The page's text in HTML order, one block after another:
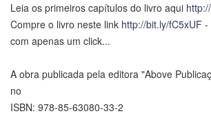
Leia os primeiros capítulos do livro aqui
Compre o livro neste link http://bit.ly/fC5xUF -
com apenas um click...
A obra publicada pela editora "Above
no
ISBN: 978-85-63080-33-2